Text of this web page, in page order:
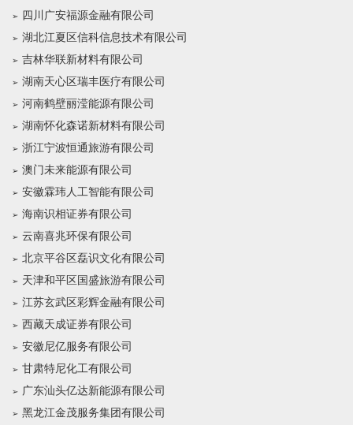
四川广安福源金融有限公司
湖北江夏区信科信息技术有限公司
吉林华联新材料有限公司
湖南天心区瑞丰医疗有限公司
河南鹤壁丽滢能源有限公司
湖南怀化森诺新材料有限公司
浙江宁波恒通旅游有限公司
澳门未来能源有限公司
安徽霖玮人工智能有限公司
海南识相证券有限公司
云南喜兆环保有限公司
北京平谷区磊识文化有限公司
天津和平区国盛旅游有限公司
江苏玄武区彩辉金融有限公司
西藏天成证券有限公司
安徽尼亿服务有限公司
甘肃特尼化工有限公司
广东汕头亿达新能源有限公司
黑龙江金茂服务集团有限公司